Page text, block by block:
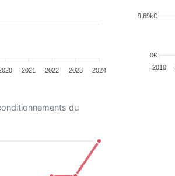
2021 2022 2023 2024
du
9.69k€
0€
2010